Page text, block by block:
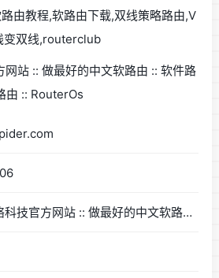
由教程,软路由下载,双线策略路由,V
变双线,routerclub
网站简称：海蜘蛛网络科技官方网站 :: 做最好的中文软路由 :: 软件路由器 :: 软路由 :: 软件路由 :: RouterOs